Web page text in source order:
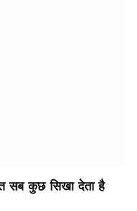
कुछ सिखा देता है